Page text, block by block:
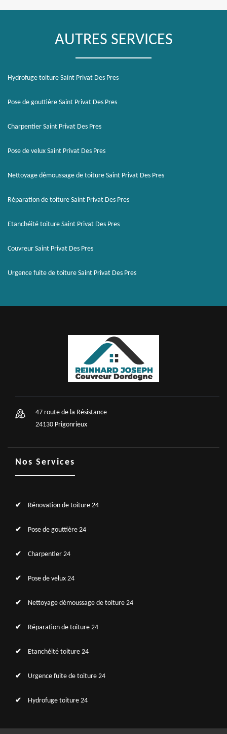
AUTRES SERVICES
Hydrofuge toiture Saint Privat Des Pres
Pose de gouttière Saint Privat Des Pres
Charpentier Saint Privat Des Pres
Pose de velux Saint Privat Des Pres
Nettoyage démoussage de toiture Saint Privat Des Pres
Réparation de toiture Saint Privat Des Pres
Etanchéité toiture Saint Privat Des Pres
Couvreur Saint Privat Des Pres
Urgence fuite de toiture Saint Privat Des Pres
47 route de la Résistance
24130 Prigonrieux
Nos Services
Rénovation de toiture 24
Pose de gouttière 24
Charpentier 24
Pose de velux 24
Nettoyage démoussage de toiture 24
Réparation de toiture 24
Etanchéité toiture 24
Urgence fuite de toiture 24
Hydrofuge toiture 24